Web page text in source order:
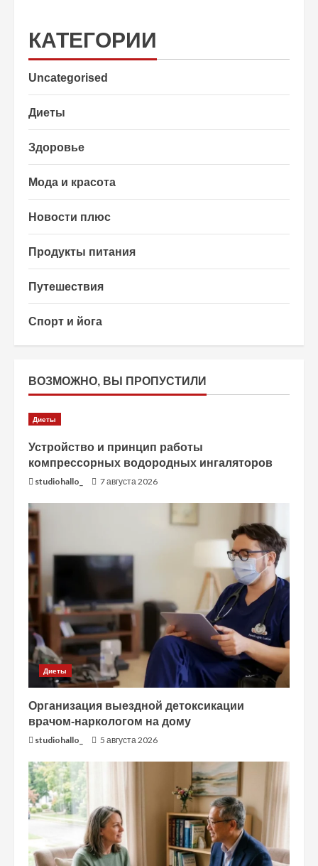
КАТЕГОРИИ
Uncategorised
Диеты
Здоровье
Мода и красота
Новости плюс
Продукты питания
Путешествия
Спорт и йога
ВОЗМОЖНО, ВЫ ПРОПУСТИЛИ
Диеты
Устройство и принцип работы
компрессорных водородных ингаляторов
studiohallo_ 7 августа 2026
Диеты
Организация выездной детоксикации
врачом-наркологом на дому
studiohallo_ 5 августа 2026